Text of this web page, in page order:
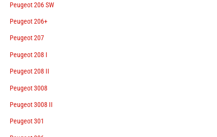
Peugeot 206 SW
Peugeot 206+
Peugeot 207
Peugeot 208 I
Peugeot 208 II
Peugeot 3008
Peugeot 3008 II
Peugeot 301